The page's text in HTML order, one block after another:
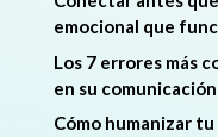
emocional que
Los 7 errores más
en su
Cómo humanizar